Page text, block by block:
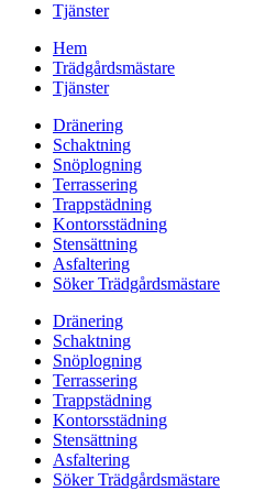
Tjänster
Hem
Trädgårdsmästare
Tjänster
Dränering
Schaktning
Snöplogning
Terrassering
Trappstädning
Kontorsstädning
Stensättning
Asfaltering
Söker Trädgårdsmästare
Dränering
Schaktning
Snöplogning
Terrassering
Trappstädning
Kontorsstädning
Stensättning
Asfaltering
Söker Trädgårdsmästare